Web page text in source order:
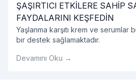
ŞAŞIRTICI ETKİLERE SAHİP
FAYDALARINI KEŞFEDİN
Yaşlanma karşıtı krem ve
bir destek sağlamaktadır.
Devamını Oku →